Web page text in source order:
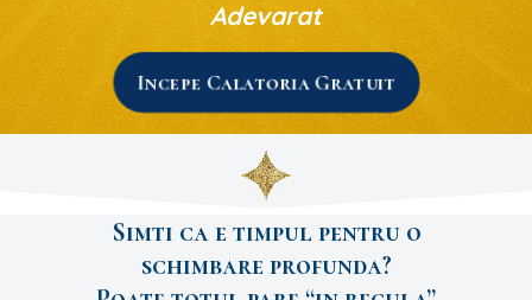
Adevarat
Incepe Calatoria Gratuit
Simti ca e timpul pentru o
schimbare profunda?